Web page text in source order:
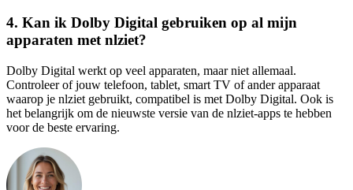
4. Kan ik Dolby Digital gebruiken op al mijn
apparaten met nlziet?
Dolby Digital werkt op veel apparaten, maar niet allemaal.
Controleer of jouw telefoon, tablet, smart TV of ander apparaat
waarop je nlziet gebruikt, compatibel is met Dolby Digital. Ook is
het belangrijk om de nieuwste versie van de nlziet-apps te hebben
voor de beste ervaring.